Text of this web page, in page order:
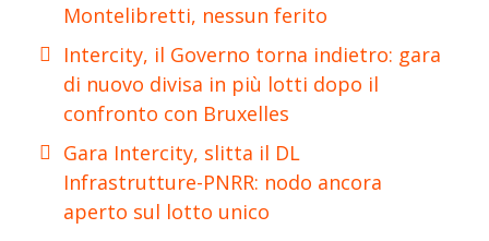
Montelibretti, nessun ferito
Intercity, il Governo torna indietro: gara
di nuovo divisa in più lotti dopo il
confronto con Bruxelles
Gara Intercity, slitta il DL
Infrastrutture-PNRR: nodo ancora
aperto sul lotto unico